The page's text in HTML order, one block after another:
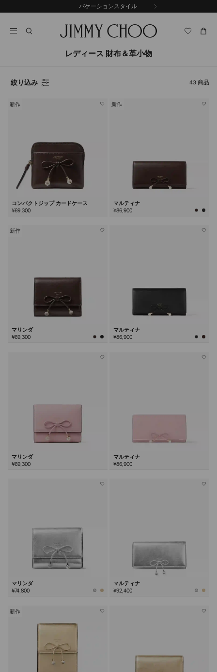
ン
ス
ラ
バケーションスタイル
レディース 財布＆革小物
絞り込み 43商品
新作
コンパクトジップ カードケース
¥69,300
新作
マルティナ
¥86,900
新作
マリンダ
¥69,300
マルティナ
¥86,900
マリンダ
¥69,300
マルティナ
¥86,900
マリンダ
¥74,800
マルティナ
¥92,400
新作